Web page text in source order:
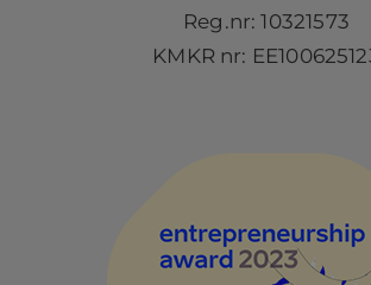
Reg.nr: 10321573
KMKR nr: